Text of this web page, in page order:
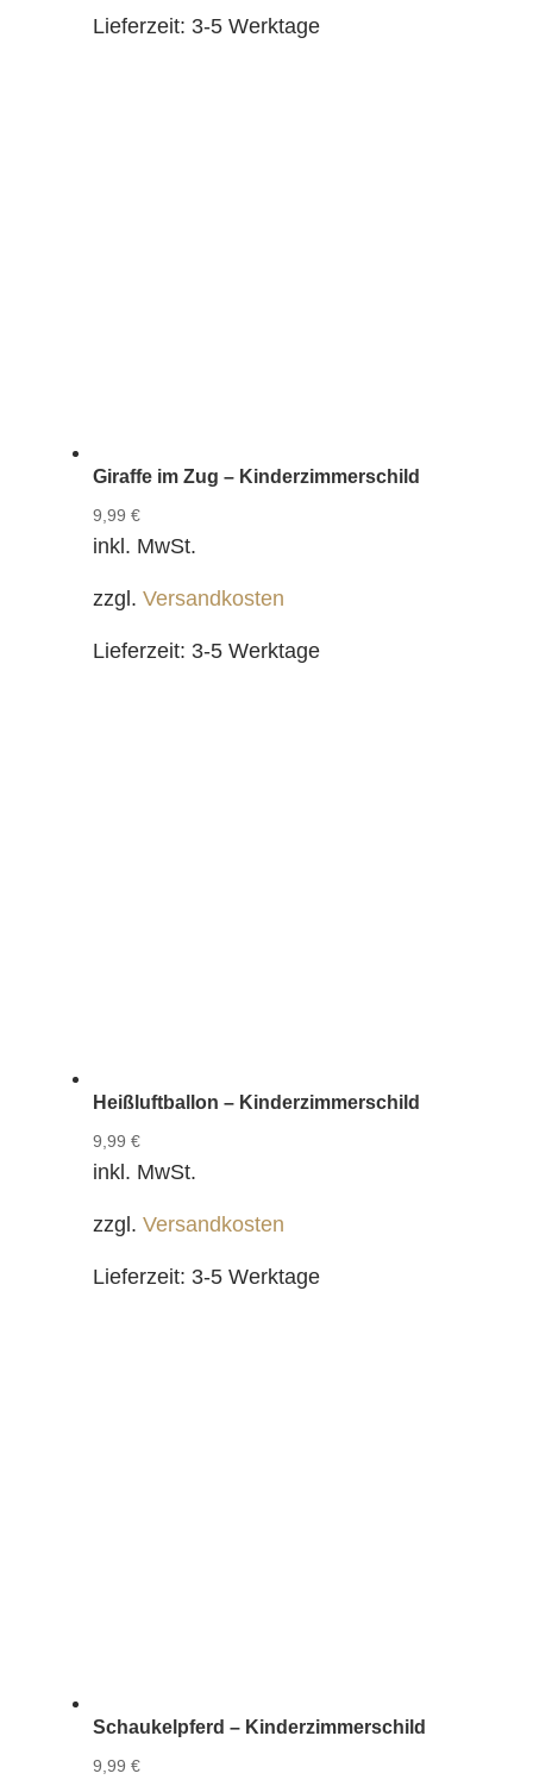
Lieferzeit: 3-5 Werktage
Giraffe im Zug – Kinderzimmerschild
9,99 €
inkl. MwSt.
zzgl. Versandkosten
Lieferzeit: 3-5 Werktage
Heißluftballon – Kinderzimmerschild
9,99 €
inkl. MwSt.
zzgl. Versandkosten
Lieferzeit: 3-5 Werktage
Schaukelpferd – Kinderzimmerschild
9,99 €